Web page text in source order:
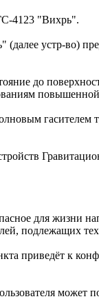
4123 "Вихрь".
устр-во)
до
повышенной
для
подлежащих
к
может